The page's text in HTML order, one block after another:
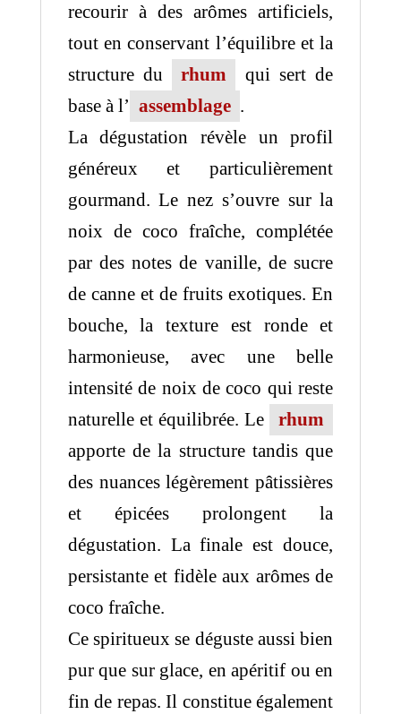
recourir à des arômes artificiels,
tout en conservant l’équilibre et la
structure du
rhum
qui sert de
base à l’ assemblage .
La dégustation révèle un profil
généreux et particulièrement
gourmand. Le nez s’ouvre sur la
noix de coco fraîche, complétée
par des notes de vanille, de sucre
de canne et de fruits exotiques. En
bouche, la texture est ronde et
harmonieuse, avec une belle
intensité de noix de coco qui reste
naturelle et équilibrée. Le
rhum
apporte de la structure tandis que
des nuances légèrement pâtissières
et épicées prolongent la
dégustation. La finale est douce,
persistante et fidèle aux arômes de
coco fraîche.
Ce spiritueux se déguste aussi bien
pur que sur glace, en apéritif ou en
fin de repas. Il constitue également